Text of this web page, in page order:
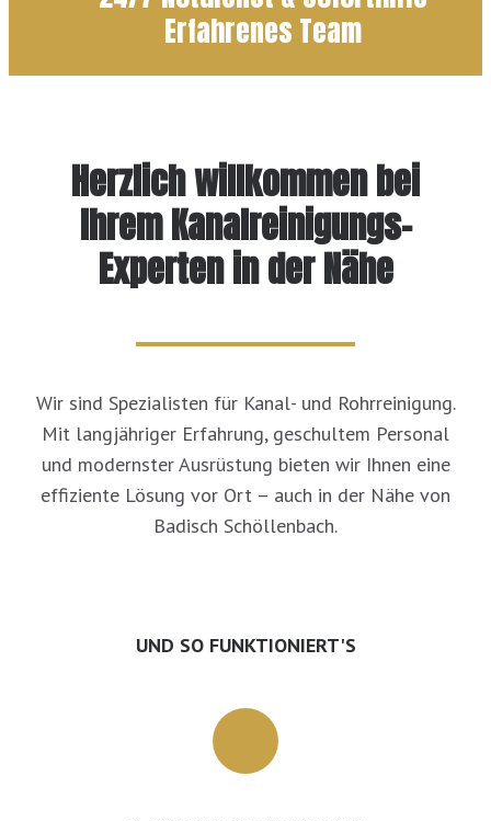
Erfahrenes Team
Herzlich willkommen bei
Ihrem Kanalreinigungs-
Experten in der Nähe
Wir sind Spezialisten für Kanal- und Rohrreinigung.
Mit langjähriger Erfahrung, geschultem Personal
und modernster Ausrüstung bieten wir Ihnen eine
effiziente Lösung vor Ort – auch in der Nähe von
Badisch Schöllenbach.
UND SO FUNKTIONIERT'S